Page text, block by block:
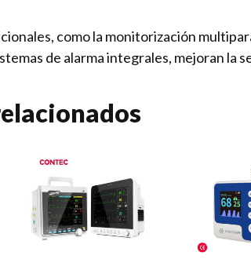
como la monitorización
de alarma integrales, mejoran la